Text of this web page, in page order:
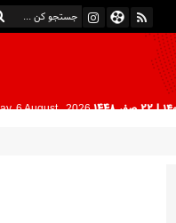
| 22 صفر 1448 6 August , 2026